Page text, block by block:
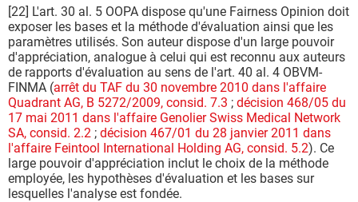
[22] L'art. 30 al. 5 OOPA dispose qu'une Fairness Opinion doit
exposer les bases et la méthode d'évaluation ainsi que les
paramètres utilisés. Son auteur dispose d'un large pouvoir
d'appréciation, analogue à celui qui est reconnu aux auteurs
de rapports d'évaluation au sens de l'art. 40 al. 4 OBVM-
FINMA (arrêt du TAF du 30 novembre 2010 dans l'affaire
Quadrant AG, B 5272/2009, consid. 7.3 ; décision 468/05 du
17 mai 2011 dans l'affaire Genolier Swiss Medical Network
SA, consid. 2.2 ; décision 467/01 du 28 janvier 2011 dans
l'affaire Feintool International Holding AG, consid. 5.2). Ce
large pouvoir d'appréciation inclut le choix de la méthode
employée, les hypothèses d'évaluation et les bases sur
lesquelles l'analyse est fondée.